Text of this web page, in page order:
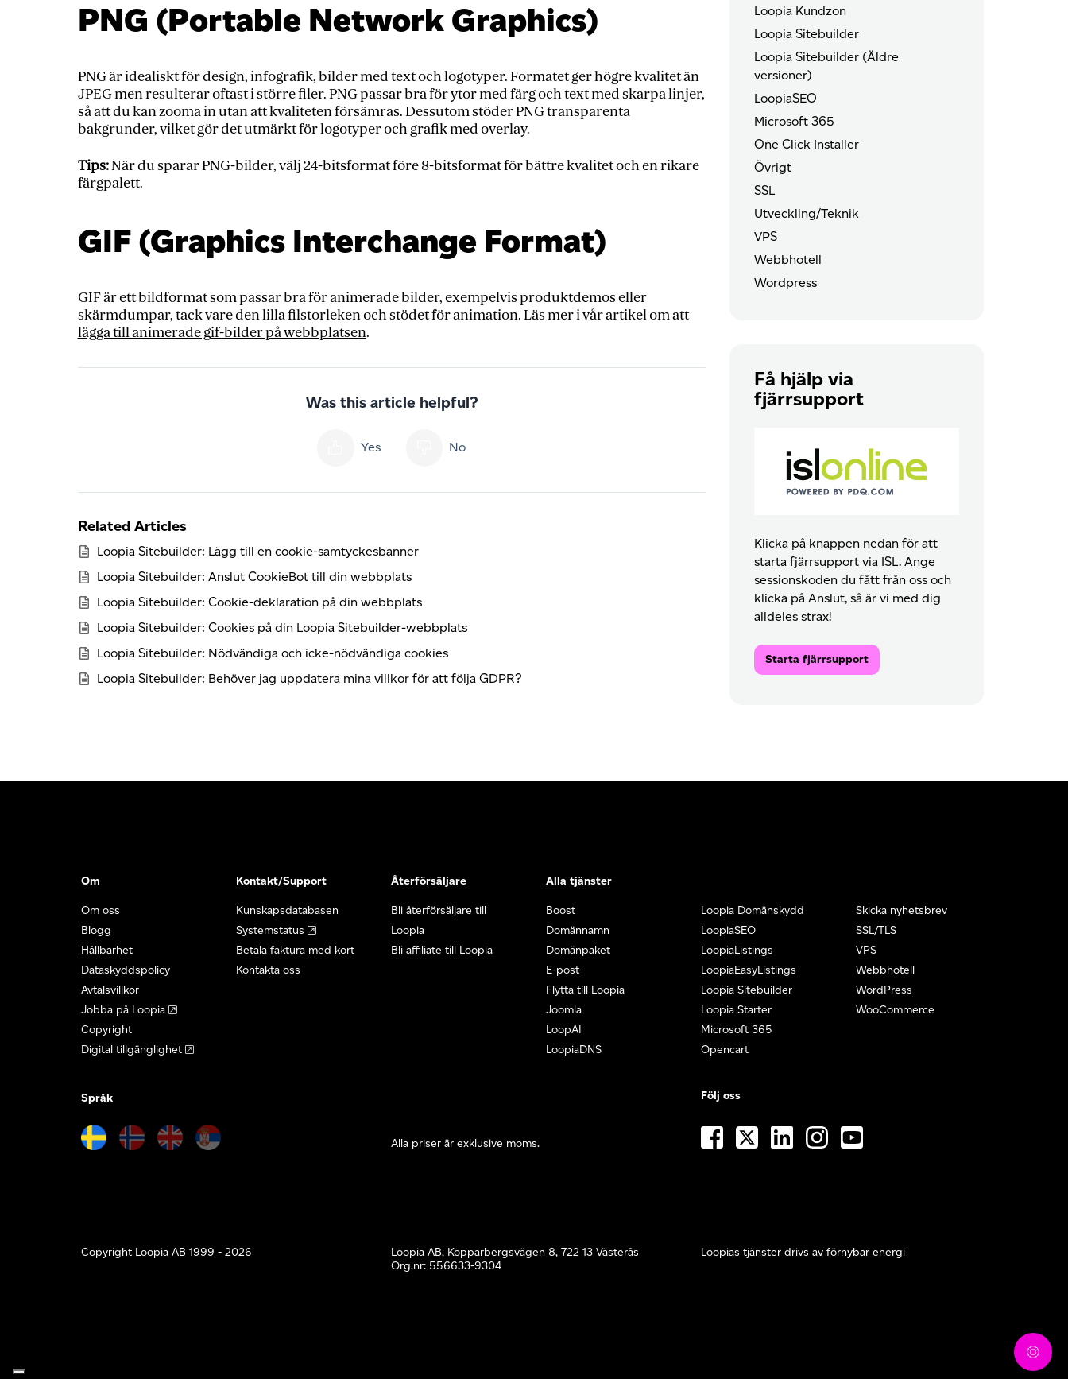
PNG (Portable Network Graphics)
PNG är idealiskt för design, infografik, bilder med text och logotyper. Formatet ger högre kvalitet än
JPEG men resulterar oftast i större filer. PNG passar bra för ytor med färg och text med skarpa linjer,
så att du kan zooma in utan att kvaliteten försämras. Dessutom stöder PNG transparenta
bakgrunder, vilket gör det utmärkt för logotyper och grafik med overlay.
Tips:När du sparar PNG-bilder, välj 24-bitsformat före 8-bitsformat för bättre kvalitet och en rikare
färgpalett.
GIF (Graphics Interchange Format)
GIF är ett bildformat som passar bra för animerade bilder, exempelvis produktdemos eller
skärmdumpar, tack vare den lilla filstorleken och stödet för animation. Läs mer i vår artikel om att
lägga till animerade gif-bilder på webbplatsen.
Was this article helpful?
Yes No
Related Articles
Loopia Sitebuilder: Lägg till en cookie-samtyckesbanner
Loopia Sitebuilder: Anslut CookieBot till din webbplats
Loopia Sitebuilder: Cookie-deklaration på din webbplats
Loopia Sitebuilder: Cookies på din Loopia Sitebuilder-webbplats
Loopia Sitebuilder: Nödvändiga och icke-nödvändiga cookies
Loopia Sitebuilder: Behöver jag uppdatera mina villkor för att följa GDPR?
Loopia Kundzon
Loopia Sitebuilder
Loopia Sitebuilder (Äldre
versioner)
LoopiaSEO
Microsoft 365
One Click Installer
Övrigt
SSL
Utveckling/Teknik
VPS
Webbhotell
Wordpress
Få hjälp via
fjärrsupport
Klicka på knappen nedan för att
starta fjärrsupport via ISL. Ange
sessionskoden du fått från oss och
klicka på Anslut, så är vi med dig
alldeles strax!
Starta fjärrsupport
Om
Om oss
Blogg
Hållbarhet
Dataskyddspolicy
Avtalsvillkor
Jobba på Loopia
Copyright
Digital tillgänglighet
Kontakt/Support
Kunskapsdatabasen
Systemstatus
Betala faktura med kort
Kontakta oss
Återförsäljare
Bli återförsäljare till
Loopia
Bli affiliate till Loopia
Alla tjänster
Boost
Domännamn
Domänpaket
E-post
Flytta till Loopia
Joomla
LoopAI
LoopiaDNS
Loopia Domänskydd
LoopiaSEO
LoopiaListings
LoopiaEasyListings
Loopia Sitebuilder
Loopia Starter
Microsoft 365
Opencart
Skicka nyhetsbrev
SSL/TLS
VPS
Webbhotell
WordPress
WooCommerce
Språk
Alla priser är exklusive moms.
Följ oss
Copyright Loopia AB 1999 - 2026
Loopia AB, Kopparbergsvägen 8, 722 13 Västerås
Org.nr: 556633-9304
Loopias tjänster drivs av förnybar energi